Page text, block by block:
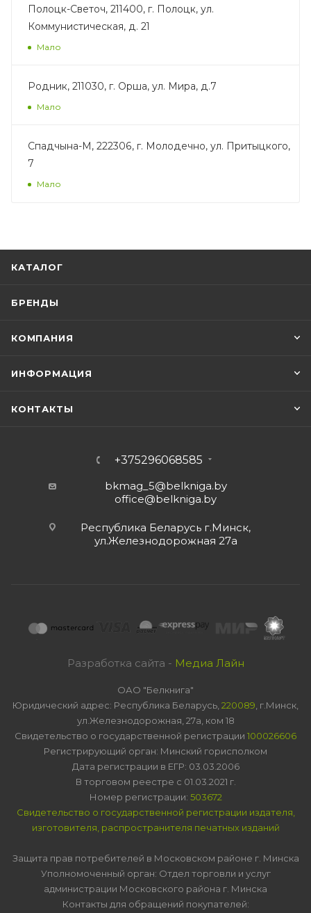
Полоцк-Светоч, 211400, г. Полоцк, ул.
Коммунистическая, д. 21
Мало
Родник, 211030, г. Орша, ул. Мира, д.7
Мало
Спадчына-М, 222306, г. Молодечно, ул. Притыцкого,
7
Мало
КАТАЛОГ
БРЕНДЫ
КОМПАНИЯ
ИНФОРМАЦИЯ
КОНТАКТЫ
+375296068585
bkmag_5@belkniga.by
office@belkniga.by
Республика Беларусь г.Минск,
ул.Железнодорожная 27а
Разработка сайта - Медиа Лайн
ОАО "Белкнига"
Юридический адрес: Республика Беларусь, 220089 , г.Минск,
ул.Железнодорожная, 27а, ком 18
Свидетельство о государственной регистрации 100026606
Регистрирующий орган: Минский горисполком
Дата регистрации в ЕГР: 03.03.2006
В торговом реестре с 01.03.2021 г.
Номер регистрации: 503672
Свидетельство о государственной регистрации издателя,
изготовителя, распространителя печатных изданий
Защита прав потребителей в Московском районе г. Минска
Уполномоченный орган: Отдел торговли и услуг
администрации Московского района г. Минска
Контакты для обращений покупателей: